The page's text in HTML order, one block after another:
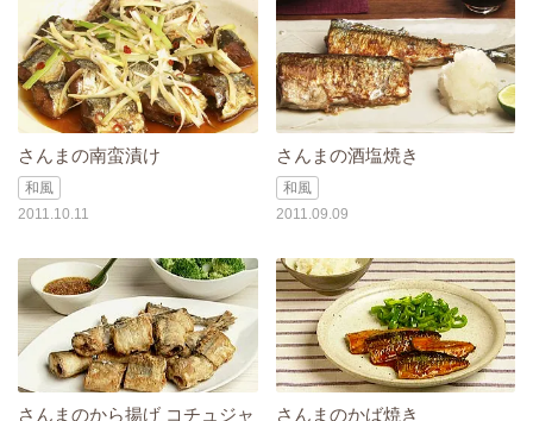
さんまの南蛮漬け
和風
2011.10.11
さんまの酒塩焼き
和風
2011.09.09
さんまのから揚げ コチュジャ
さんまのかば焼き